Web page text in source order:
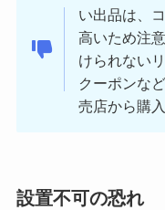
い出品は、
高いため注
けられない
クーポンな
売店から購
設置不可の恐れ